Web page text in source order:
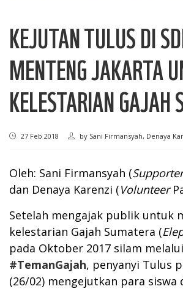
KEJUTAN TULUS DI
MENTENG JAKARTA
KELESTARIAN GAJAH
27 Feb 2018 by Sani Firmansyah, Denaya
Oleh: Sani Firmansyah (
dan Denaya Karenzi (Volunteer
Setelah mengajak publik untuk
kelestarian Gajah Sumatera (
pada Oktober 2017 silam
#TemanGajah, penyanyi Tulus
(26/02) mengejutkan para siswa